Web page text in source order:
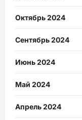
Октябрь 2024
Сентябрь 2024
Июнь 2024
Май 2024
Апрель 2024